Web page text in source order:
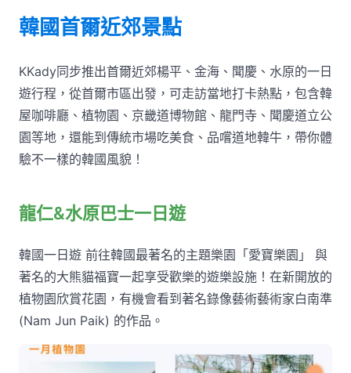
韓國首爾近郊景點
KKady同步推出首爾近郊楊平、金海、聞慶、水原的一日
遊行程，從首爾市區出發，可走訪當地打卡熱點，包含韓
屋咖啡廳、植物園、京畿道博物館、龍門寺、聞慶道立公
園等地，還能到傳統市場吃美食、品嚐道地韓牛，帶你體
驗不一樣的韓國風貌！
龍仁&水原巴士一日遊
韓國一日遊 前往韓國最著名的主題樂園「愛寶樂園」 與
著名的大熊貓福寶一起享受歡樂的遊樂設施！在新開放的
植物園欣賞花園，有機會看到著名錄像藝術藝術家白南準
(Nam Jun Paik) 的作品。